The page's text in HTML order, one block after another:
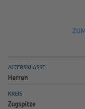
ALTERSKLASSE
Herren
KREIS
Zugspitze